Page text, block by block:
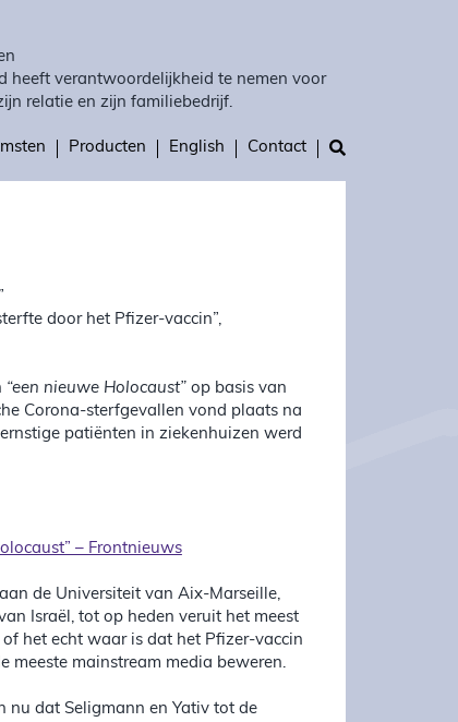
heeft verantwoordelijkheid te nemen voor
relatie en zijn familiebedrijf.
Producten English Contact
door het Pfizer-vaccin”,
“een nieuwe Holocaust”op basis van
Corona-sterfgevallen vond plaats na
patiënten in ziekenhuizen werd
– Frontnieuws
de Universiteit van Aix-Marseille,
Israël, tot op heden veruit het meest
het echt waar is dat het Pfizer-vaccin
meeste mainstream media beweren.
nu dat Seligmann en Yativ tot de